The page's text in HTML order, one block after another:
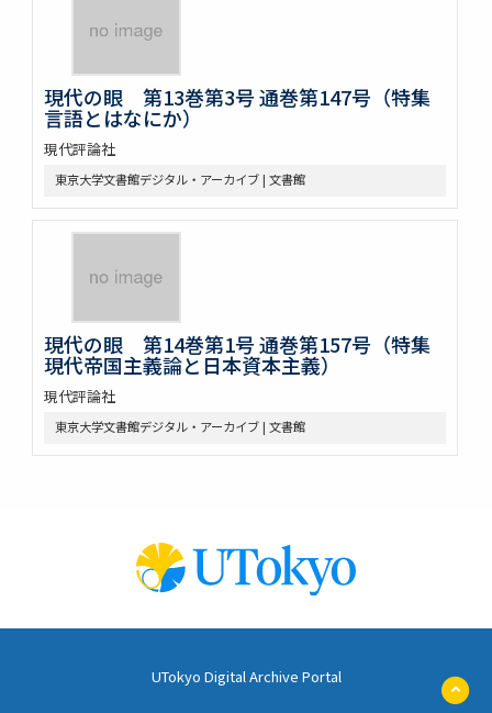
現代の眼 第13巻第3号 通巻第147号（特集
言語とはなにか）
現代評論社
東京大学文書館デジタル・アーカイブ | 文書館
現代の眼 第14巻第1号 通巻第157号（特集
現代帝国主義論と日本資本主義）
現代評論社
東京大学文書館デジタル・アーカイブ | 文書館
UTokyo Digital Archive Portal
ペ